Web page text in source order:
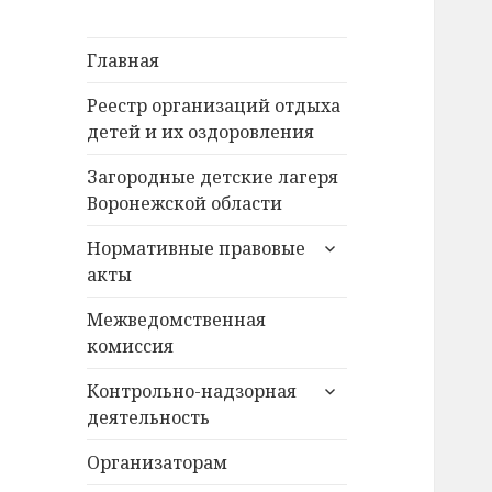
Главная
Реестр организаций отдыха
детей и их оздоровления
Загородные детские лагеря
Воронежской области
Нормативные правовые
акты
раскрыть
Межведомственная
комиссия
Контрольно-надзорная
деятельность
раскрыть
Организаторам